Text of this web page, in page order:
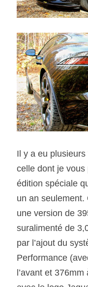
Il y a eu
celle dont je
édition spéciale
un an
une version de
suralimenté de
par l’ajout du
Performance
l’avant et